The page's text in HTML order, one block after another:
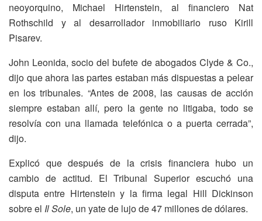
neoyorquino, Michael Hirtenstein, al financiero Nat
Rothschild y al desarrollador inmobiliario ruso Kirill
Pisarev.
John Leonida, socio del bufete de abogados Clyde & Co.,
dijo que ahora las partes estaban más dispuestas a pelear
en los tribunales. “Antes de 2008, las causas de acción
siempre estaban allí, pero la gente no litigaba, todo se
resolvía con una llamada telefónica o a puerta cerrada”,
dijo.
Explicó que después de la crisis financiera hubo un
cambio de actitud. El Tribunal Superior escuchó una
disputa entre Hirtenstein y la firma legal Hill Dickinson
sobre el Il Sole, un yate de lujo de 47 millones de dólares.